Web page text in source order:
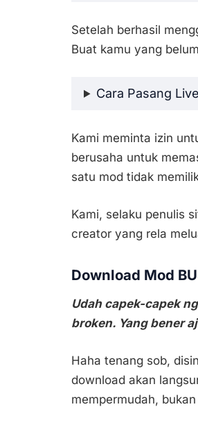
Setelah berhasil
Buat kamu yang
Cara Pasang
Kami meminta izin
berusaha untuk
satu mod tidak
Kami, selaku penulis
creator yang rela
Download Mod
Udah capek-capek
broken. Yang bener
Haha tenang sob,
download akan
mempermudah,